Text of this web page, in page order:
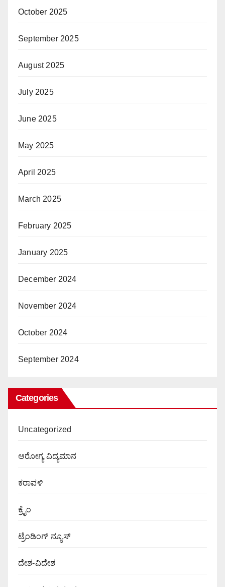
October 2025
September 2025
August 2025
July 2025
June 2025
May 2025
April 2025
March 2025
February 2025
January 2025
December 2024
November 2024
October 2024
September 2024
Categories
Uncategorized
ಆರೋಗ್ಯ ವಿದ್ಯಮಾನ
ಕರಾವಳಿ
ಕ್ರೈಂ
ಟ್ರೆಂಡಿಂಗ್ ನ್ಯೂಸ್
ದೇಶ-ವಿದೇಶ